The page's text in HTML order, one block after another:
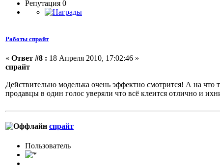
Репутация 0
Работы спрайт
« Ответ #8 : 18 Апреля 2010, 17:02:46 »
спрайт
Действительно моделька очень эффектно смотрится! А на
продавцы в один голос уверяли что всё клеится отлично и
спрайт
Пользовaтeль